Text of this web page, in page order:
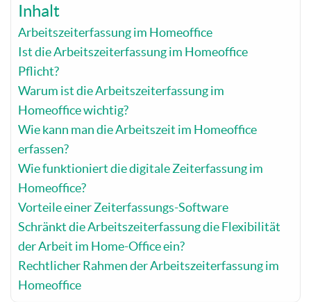
Inhalt
Arbeitszeiterfassung im Homeoffice
Ist die Arbeitszeiterfassung im Homeoffice
Pflicht?
Warum ist die Arbeitszeiterfassung im
Homeoffice wichtig?
Wie kann man die Arbeitszeit im Homeoffice
erfassen?
Wie funktioniert die digitale Zeiterfassung im
Homeoffice?
Vorteile einer Zeiterfassungs-Software
Schränkt die Arbeitszeiterfassung die Flexibilität
der Arbeit im Home-Office ein?
Rechtlicher Rahmen der Arbeitszeiterfassung im
Homeoffice